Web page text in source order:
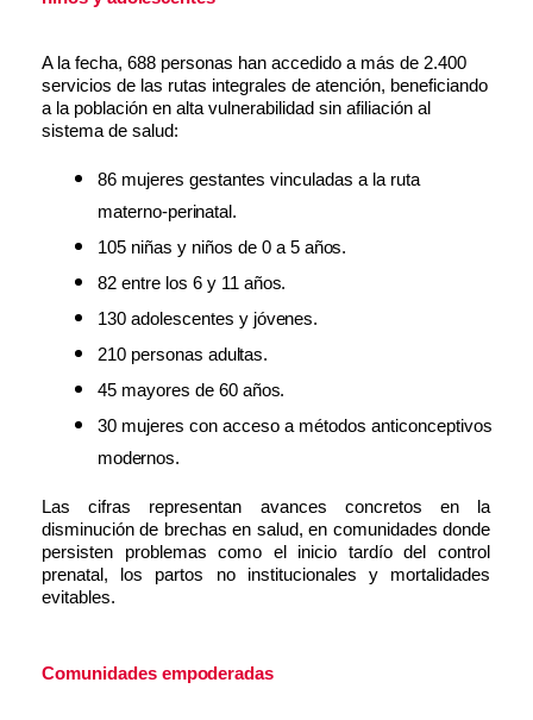
A la fecha, 688 personas han accedido a más de 2.400
servicios de las rutas integrales de atención, beneficiando
a la población en alta vulnerabilidad sin afiliación al
sistema de salud:
86 mujeres gestantes vinculadas a la ruta
materno-perinatal.
105 niñas y niños de 0 a 5 años.
82 entre los 6 y 11 años.
130 adolescentes y jóvenes.
210 personas adultas.
45 mayores de 60 años.
30 mujeres con acceso a métodos anticonceptivos
modernos.
Las cifras representan avances concretos en la
disminución de brechas en salud, en comunidades donde
persisten problemas como el inicio tardío del control
prenatal, los partos no institucionales y mortalidades
evitables.
Comunidades empoderadas